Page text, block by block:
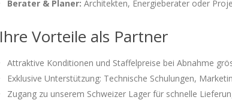
Berater & Planer: Architekten, Energieberater oder
Ihre Vorteile als Partner
Attraktive Konditionen und Staffelpreise bei Abnahme
Exklusive Unterstützung: Technische Schulungen,
Zugang zu unserem Schweizer Lager für schnelle